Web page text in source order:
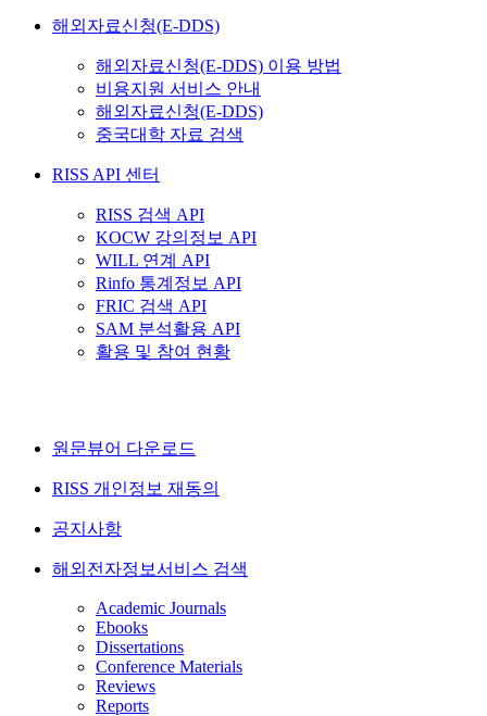
해외자료신청(E-DDS)
해외자료신청(E-DDS) 이용 방법
비용지원 서비스 안내
해외자료신청(E-DDS)
중국대학 자료 검색
RISS API 센터
RISS 검색 API
KOCW 강의정보 API
WILL 연계 API
Rinfo 통계정보 API
FRIC 검색 API
SAM 분석활용 API
활용 및 참여 현황
원문뷰어 다운로드
RISS 개인정보 재동의
공지사항
해외전자정보서비스 검색
Academic Journals
Ebooks
Dissertations
Conference Materials
Reviews
Reports